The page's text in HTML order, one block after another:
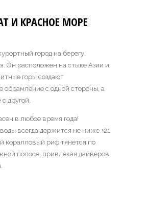
И КРАСНОЕ МОРЕ
город на берегу
Он расположен на стыке Азии и
горы создают
обрамление с одной стороны, а
другой.
в любое время года!
всегда держится не ниже +21
коралловый риф тянется по
полосе, привлекая дайверов